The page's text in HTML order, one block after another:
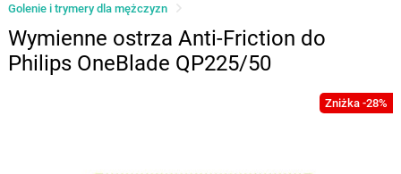
Golenie i trymery dla mężczyzn
Wymienne ostrza Anti-Friction do
Philips OneBlade QP225/50
Zniżka -28%